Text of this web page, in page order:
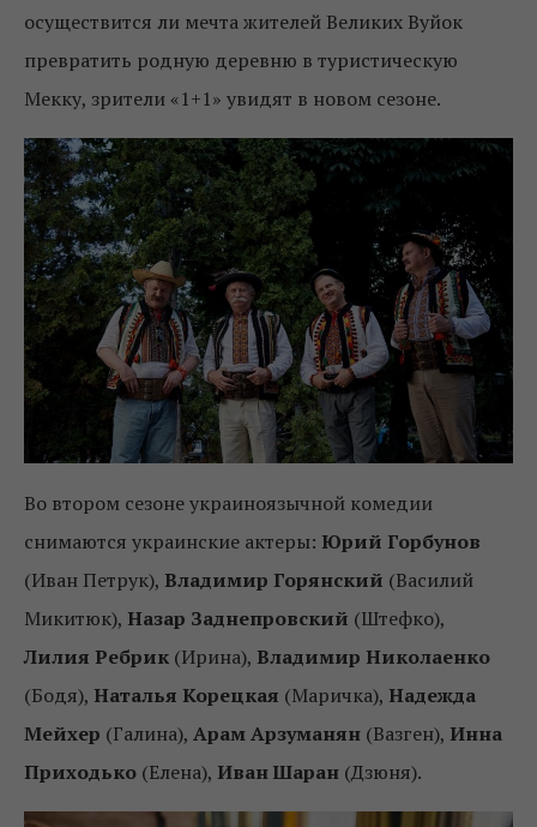
осуществится ли мечта жителей Великих Вуйок
превратить родную деревню в туристическую
Мекку, зрители «1+1» увидят в новом сезоне.
Во втором сезоне украиноязычной комедии
снимаются украинские актеры: Юрий Горбунов
(Иван Петрук), Владимир Горянский (Василий
Микитюк), Назар Заднепровский (Штефко),
Лилия Ребрик (Ирина), Владимир Николаенко
(Бодя), Наталья Корецкая (Маричка), Надежда
Мейхер (Галина), Арам Арзуманян (Вазген), Инна
Приходько (Елена), Иван Шаран (Дзюня).